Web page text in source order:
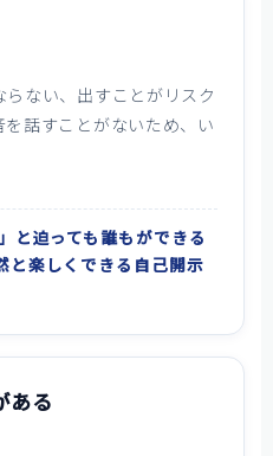
ない、出すことがリスク
話すことがないため、い
と迫っても誰もができる
と楽しくできる自己開示
ある